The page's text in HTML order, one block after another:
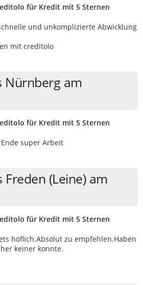
für Kredit mit 5 Sternen
und unkomplizierte Abwicklung
mit creditolo
Nürnberg am
für Kredit mit 5 Sternen
super Arbeit
Freden (Leine) am
für Kredit mit 5 Sternen
höflich.Absolut zu empfehlen.Haben
keiner konnte.